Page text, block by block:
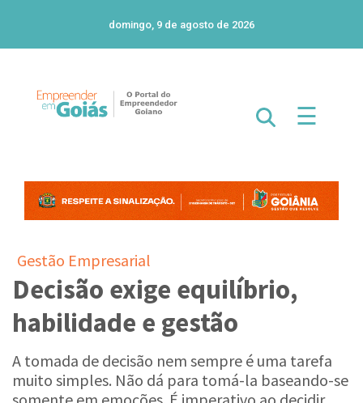
domingo, 9 de agosto de 2026
☰
Gestão Empresarial
Decisão exige equilíbrio,
habilidade e gestão
A tomada de decisão nem sempre é uma tarefa
muito simples. Não dá para tomá-la baseando-se